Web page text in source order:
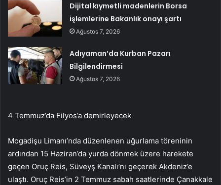
Dijital kıymetli madenlerin Borsa
işlemlerine Bakanlık onayı şartı
Ağustos 7, 2026
Adıyaman’da Kurban Pazarı
Bilgilendirmesi
Ağustos 7, 2026
4 Temmuz’da Filyos’a demirleyecek
Mogadişu Limanı’nda düzenlenen uğurlama töreninin
ardından 15 Haziran’da yurda dönmek üzere harekete
geçen Oruç Reis, Süveyş Kanalı’nı geçerek Akdeniz’e
ulaştı. Oruç Reis’in 2 Temmuz sabah saatlerinde Çanakkale